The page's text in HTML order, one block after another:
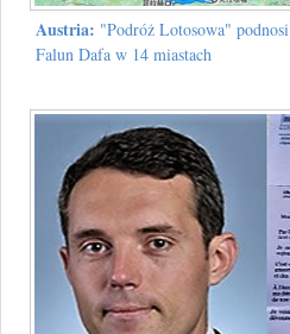
Austria: "Podróż Lotosowa"
Falun Dafa w 14 miastach